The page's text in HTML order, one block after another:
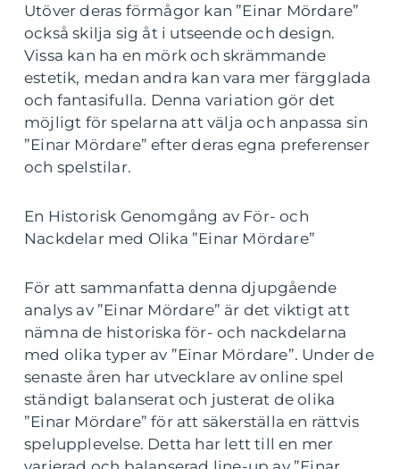
Utöver deras förmågor kan ”Einar Mördare”
också skilja sig åt i utseende och design.
Vissa kan ha en mörk och skrämmande
estetik, medan andra kan vara mer färgglada
och fantasifulla. Denna variation gör det
möjligt för spelarna att välja och anpassa sin
”Einar Mördare” efter deras egna preferenser
och spelstilar.
En Historisk Genomgång av För- och
Nackdelar med Olika ”Einar Mördare”
För att sammanfatta denna djupgående
analys av ”Einar Mördare” är det viktigt att
nämna de historiska för- och nackdelarna
med olika typer av ”Einar Mördare”. Under de
senaste åren har utvecklare av online spel
ständigt balanserat och justerat de olika
”Einar Mördare” för att säkerställa en rättvis
spelupplevelse. Detta har lett till en mer